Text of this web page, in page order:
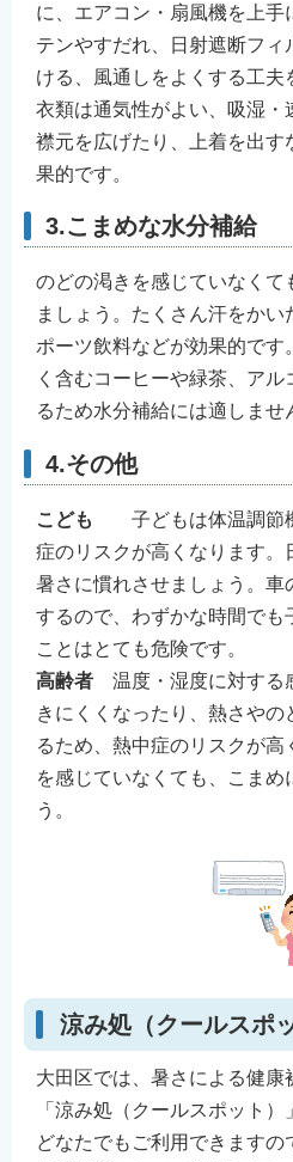
に、エアコン・扇風機を上手
テンやすだれ、日射遮断フィ
ける、風通しをよくする工夫
衣類は通気性がよい、吸湿・
襟元を広げたり、上着を出す
果的です。
3.こまめな水分補給
のどの渇きを感じていなくて
ましょう。たくさん汗をか
ポーツ飲料などが効果的です
く含むコーヒーや緑茶、ア
るため水分補給には適しませ
4.その他
こども
子どもは体温調節
症のリスクが高くなります。
暑さに慣れさせましょう。車
するので、わずかな時間でも
ことはとても危険です。
高齢者 温度・湿度に対する
きにくくなったり、熱さや
るため、熱中症のリスクが高
を感じていなくても、こまめ
う。
涼み処（クールスポ
大田区では、暑さによる健康
「涼み処（クールスポット）
どなたでもご利用できます